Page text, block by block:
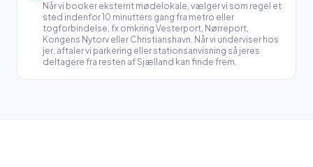
Når vi booker eksternt mødelokale, vælger vi som regel et
sted indenfor 10 minutters gang fra metro eller
togforbindelse, fx omkring Vesterport, Nørreport,
Kongens Nytorv eller Christianshavn. Når vi underviser hos
jer, aftaler vi parkering eller stationsanvisning så jeres
deltagere fra resten af Sjælland kan finde frem.